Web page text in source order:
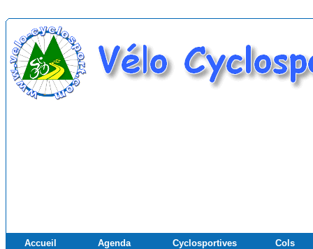
Accueil Agenda Cyclosportives Cols